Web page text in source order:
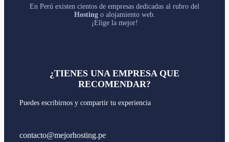
En Perú existen cientos de empresas dedicadas al rubro del
Hostingo alojamiento web.
¡Elige la mejor!
¿TIENES UNA EMPRESA QUE
RECOMENDAR?
Puedes escribirnos y compartir tu experiencia
contacto@mejorhosting.pe